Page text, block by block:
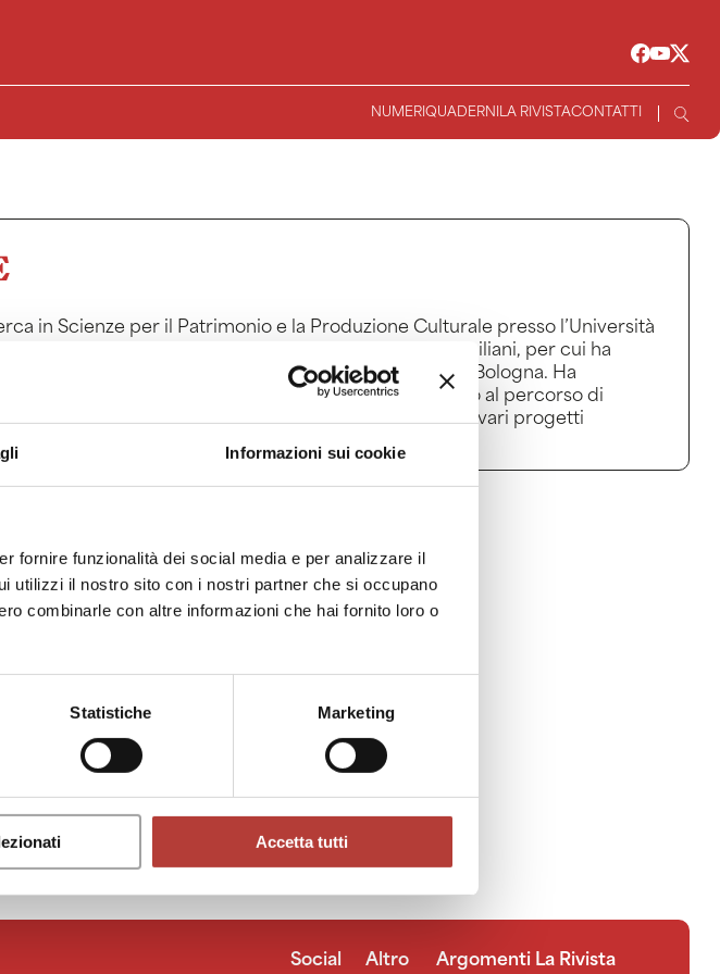
Informazioni sui cookie
fornire funzionalità dei social media e per analizzare il
utilizzi il nostro sito con i nostri partner che si occupano
combinarle con altre informazioni che hai fornito loro o
Statistiche Marketing
Accetta tutti
NUMERI QUADERNI LA RIVISTACONTATTI
in Scienze per il Patrimonio e la Produzione Culturale presso l’Università
di ricerca relativo a film amatoriali e film di famiglia siciliani, per cui ha
– Archivio Nazionale del Film di Famiglia ETS di Bologna. Ha
Fuori Norma, fondata da Adriano Aprà. Parallelo al percorso di
ricerca visuale: regista, sceneggiatore, montatore di vari progetti
video-saggi, ecc…).
of Cultural Heritage and Production at the University of Catania,
National Home Movie Archive in Bologna. He has also collaborated with
founded by Adriano Aprà. Alongside his academic research, he
screenwriter, and editor of various projects (short films, documentaries,
INCONTRO CON 25
Social Altro Argomenti La Rivista